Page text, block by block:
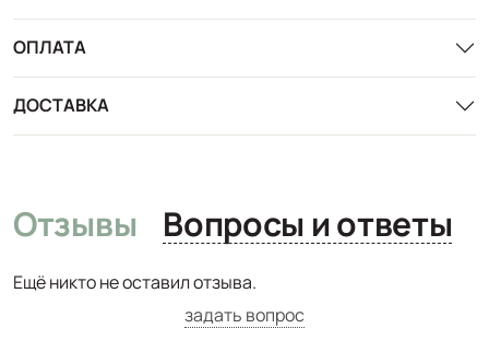
ОПЛАТА
ДОСТАВКА
Отзывы Вопросы и ответы
Ещё никто не оставил отзыва.
задать вопрос